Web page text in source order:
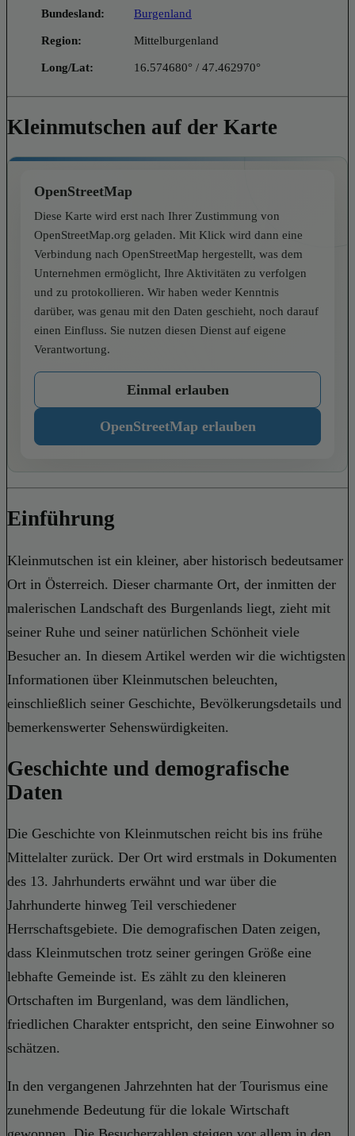
Bundesland: Burgenland
Region: Mittelburgenland
Long/Lat: 16.574680° / 47.462970°
Kleinmutschen auf der Karte
OpenStreetMap
Diese Karte wird erst nach Ihrer Zustimmung von
OpenStreetMap.org geladen. Mit Klick wird dann eine
Verbindung nach OpenStreetMap hergestellt, was dem
Unternehmen ermöglicht, Ihre Aktivitäten zu verfolgen
und zu protokollieren. Wir haben weder Kenntnis
darüber, was genau mit den Daten geschieht, noch darauf
einen Einfluss. Sie nutzen diesen Dienst auf eigene
Verantwortung.
Einmal erlauben
OpenStreetMap erlauben
Einführung
Kleinmutschen ist ein kleiner, aber historisch bedeutsamer
Ort in Österreich. Dieser charmante Ort, der inmitten der
malerischen Landschaft des Burgenlands liegt, zieht mit
seiner Ruhe und seiner natürlichen Schönheit viele
Besucher an. In diesem Artikel werden wir die wichtigsten
Informationen über Kleinmutschen beleuchten,
einschließlich seiner Geschichte, Bevölkerungsdetails und
bemerkenswerter Sehenswürdigkeiten.
Geschichte und demografische
Daten
Die Geschichte von Kleinmutschen reicht bis ins frühe
Mittelalter zurück. Der Ort wird erstmals in Dokumenten
des 13. Jahrhunderts erwähnt und war über die
Jahrhunderte hinweg Teil verschiedener
Herrschaftsgebiete. Die demografischen Daten zeigen,
dass Kleinmutschen trotz seiner geringen Größe eine
lebhafte Gemeinde ist. Es zählt zu den kleineren
Ortschaften im Burgenland, was dem ländlichen,
friedlichen Charakter entspricht, den seine Einwohner so
schätzen.
In den vergangenen Jahrzehnten hat der Tourismus eine
zunehmende Bedeutung für die lokale Wirtschaft